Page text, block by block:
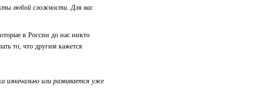
любой сложности. Для вас
в России до нас никто
то, что другим кажется
или развивается уже